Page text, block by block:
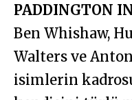
PADDINGTON
Ben Whishaw,
Walters ve
isimlerin